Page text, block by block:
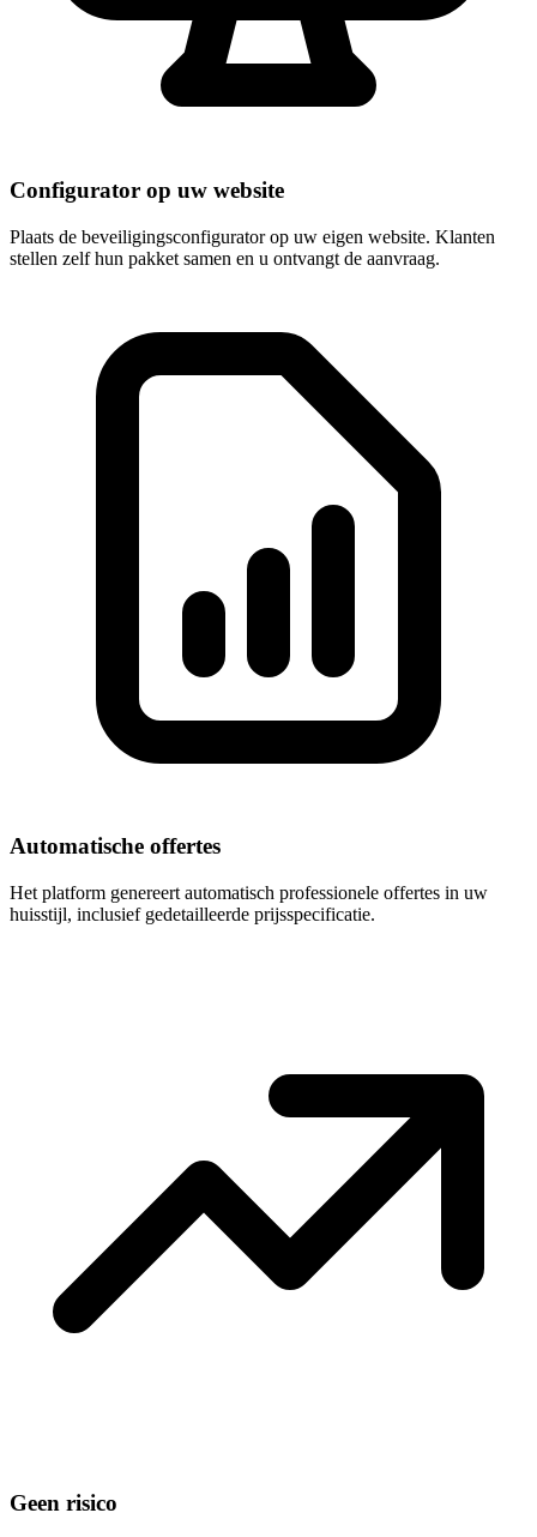
Configurator op uw website
Plaats de beveiligingsconfigurator op uw eigen website. Klanten
stellen zelf hun pakket samen en u ontvangt de aanvraag.
Automatische offertes
Het platform genereert automatisch professionele offertes in uw
huisstijl, inclusief gedetailleerde prijsspecificatie.
Geen risico